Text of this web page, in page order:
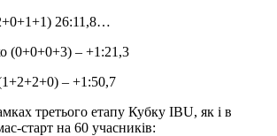
26:11,8…
(0+0+0+3) – +1:21,3
– +1:50,7
третього етапу Кубку IBU, як і в
старт на 60 учасників: